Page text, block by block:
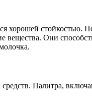
хорошей
Они
Палитра,